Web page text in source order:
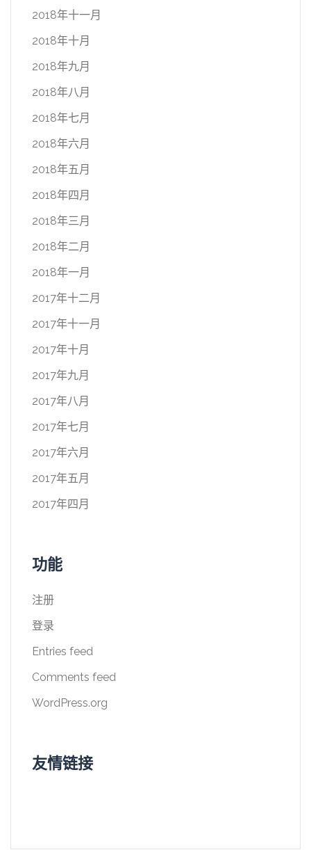
2018年十一月
2018年十月
2018年九月
2018年八月
2018年七月
2018年六月
2018年五月
2018年四月
2018年三月
2018年二月
2018年一月
2017年十二月
2017年十一月
2017年十月
2017年九月
2017年八月
2017年七月
2017年六月
2017年五月
2017年四月
功能
注册
登录
Entries feed
Comments feed
WordPress.org
友情链接